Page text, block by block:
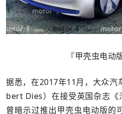
『甲壳虫电动
据悉，在2017年11月，大众汽
bert Dies）在接受英国杂志
曾暗示过推出甲壳虫电动版的